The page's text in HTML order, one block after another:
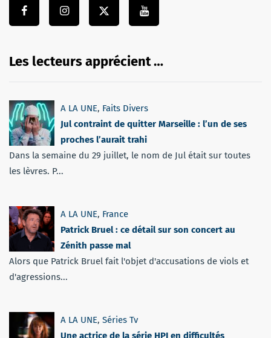
Les lecteurs apprécient …
A LA UNE, Faits Divers
Jul contraint de quitter Marseille : l’un de ses
proches l’aurait trahi
Dans la semaine du 29 juillet, le nom de Jul était sur toutes
les lèvres. P...
A LA UNE, France
Patrick Bruel : ce détail sur son concert au
Zénith passe mal
Alors que Patrick Bruel fait l'objet d'accusations de viols et
d'agressions...
A LA UNE, Séries Tv
Une actrice de la série HPI en difficultés